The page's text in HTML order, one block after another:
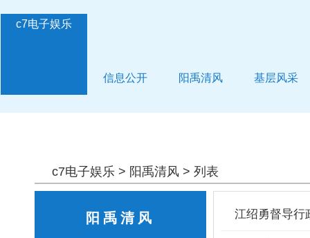
c7电子娱乐
信息公开 阳禹清风 基层风采
c7电子娱乐 > 阳禹清风 > 列表
阳禹清风 江绍勇督导行